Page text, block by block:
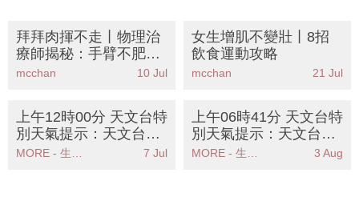
拜拜肉揮不走丨物理治
療師揭秘：手臂不肥但
有拜拜肉全因肩胛無
mcchan 10 Jul
女生增肌不變壯丨8招
飲食運動攻略
mcchan 21 Jul
上午12時00分 天文台特
別天氣提示：天文台發
出特別天氣提示預料本
7 Jul
上午06時41分 天文台特
別天氣提示：天文台發
出特別天氣提示提醒市
3 Aug